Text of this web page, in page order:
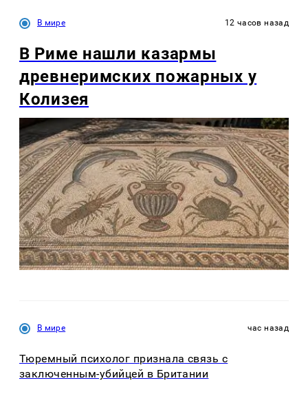
В мире 12 часов назад
В Риме нашли казармы
древнеримских пожарных у
Колизея
В мире час назад
Тюремный психолог признала связь с
заключенным-убийцей в Британии